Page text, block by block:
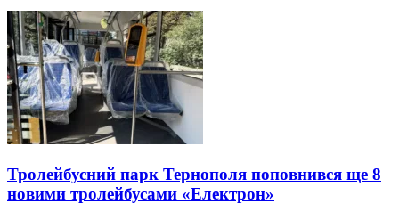
Тролейбусний парк Тернополя поповнився ще 8
новими тролейбусами «Електрон»